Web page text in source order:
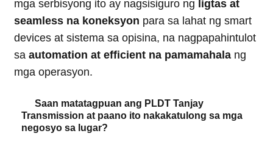
mga serbisyong ito ay nagsisiguro ng ligtas at
seamless na koneksyon para sa lahat ng smart
devices at sistema sa opisina, na nagpapahintulot
sa automation at efficient na pamamahala ng
mga operasyon.
Saan matatagpuan ang PLDT Tanjay
Transmission at paano ito nakakatulong sa mga
negosyo sa lugar?